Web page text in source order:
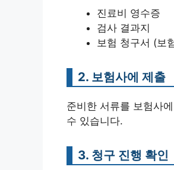
진료비 영수증
검사 결과지
보험 청구서 (보
2. 보험사에 제출
준비한 서류를 보험사
수 있습니다.
3. 청구 진행 확인